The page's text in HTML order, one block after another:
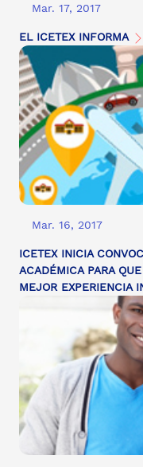
Mar. 17, 2017
EL ICETEX INFORMA
Mar. 16, 2017
ICETEX INICIA
ACADÉMICA PARA
MEJOR EXPERIENCIA